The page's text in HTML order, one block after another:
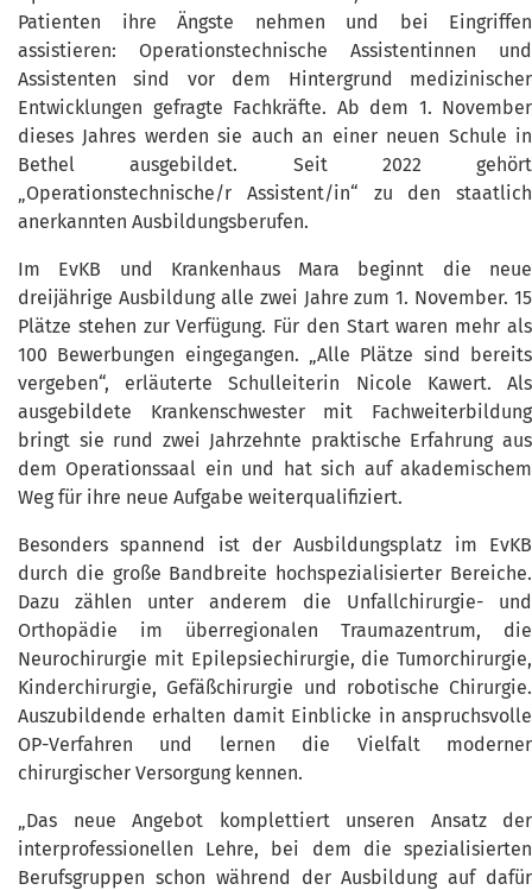
Patienten ihre Ängste nehmen und bei Eingriffen
assistieren: Operationstechnische Assistentinnen und
Assistenten sind vor dem Hintergrund medizinischer
Entwicklungen gefragte Fachkräfte. Ab dem 1. November
dieses Jahres werden sie auch an einer neuen Schule in
Bethel ausgebildet. Seit 2022 gehört
„Operationstechnische/r Assistent/in“ zu den staatlich
anerkannten Ausbildungsberufen.
Im EvKB und Krankenhaus Mara beginnt die neue
dreijährige Ausbildung alle zwei Jahre zum 1. November. 15
Plätze stehen zur Verfügung. Für den Start waren mehr als
100 Bewerbungen eingegangen. „Alle Plätze sind bereits
vergeben“, erläuterte Schulleiterin Nicole Kawert. Als
ausgebildete Krankenschwester mit Fachweiterbildung
bringt sie rund zwei Jahrzehnte praktische Erfahrung aus
dem Operationssaal ein und hat sich auf akademischem
Weg für ihre neue Aufgabe weiterqualifiziert.
Besonders spannend ist der Ausbildungsplatz im EvKB
durch die große Bandbreite hochspezialisierter Bereiche.
Dazu zählen unter anderem die Unfallchirurgie- und
Orthopädie im überregionalen Traumazentrum, die
Neurochirurgie mit Epilepsiechirurgie, die Tumorchirurgie,
Kinderchirurgie, Gefäßchirurgie und robotische Chirurgie.
Auszubildende erhalten damit Einblicke in anspruchsvolle
OP-Verfahren und lernen die Vielfalt moderner
chirurgischer Versorgung kennen.
„Das neue Angebot komplettiert unseren Ansatz der
interprofessionellen Lehre, bei dem die spezialisierten
Berufsgruppen schon während der Ausbildung auf dafür